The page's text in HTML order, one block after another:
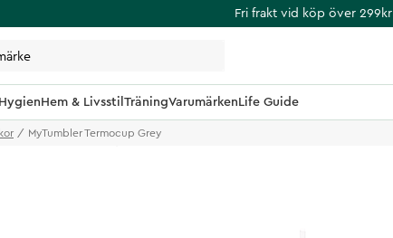
Fri frakt vid köp över 299kr
Hem & Livsstil TräningVarumärkenLife Guide
MyTumbler Termocup Grey